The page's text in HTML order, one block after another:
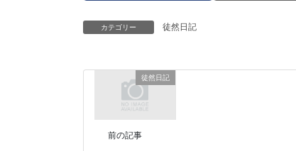
カテゴリー 徒然日記
徒然日記
前の記事